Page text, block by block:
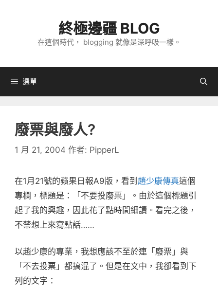
內
終極邊疆 BLOG
在這個時代， blogging 就像是深呼吸一樣。
選單
廢票與廢人?
1 月 21, 2004 作者: PipperL
在1月21號的蘋果日報A9版，看到 趙少康傳真這個
專欄，標題是：「不要投廢票」。由於這個標題引
起了我的興趣，因此花了點時間細讀。看完之後，
不禁想上來寫點話……
以趙少康的專業，我想應該不至於連「廢票」與
「不去投票」都搞混了。但是在文中，我卻看到下
列的文字：